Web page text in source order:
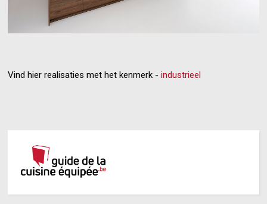
Vind hier realisaties met het kenmerk - industrieel